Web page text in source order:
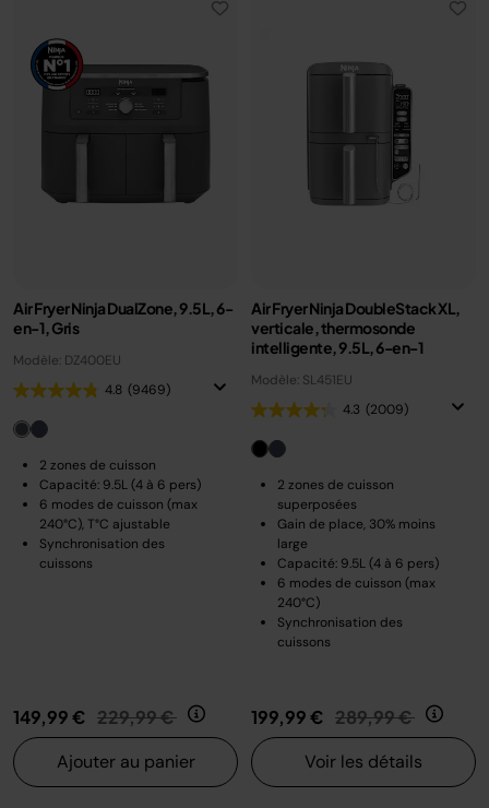
Air Fryer Ninja DualZone, 9.5L, 6-
en-1, Gris
Modèle: DZ400EU
4.8 (9469)
2 zones de cuisson
Capacité: 9.5L (4 à 6 pers)
6 modes de cuisson (max
240°C), T°C ajustable
Synchronisation des
cuissons
149,99 € Prix réduit de
229,99 € au
Ajouter au panier
Air Fryer Ninja DoubleStack XL,
verticale, thermosonde
intelligente, 9.5L, 6-en-1
Modèle: SL451EU
4.3 (2009)
2 zones de cuisson
superposées
Gain de place, 30% moins
large
Capacité: 9.5L (4 à 6 pers)
6 modes de cuisson (max
240°C)
Synchronisation des
cuissons
199,99 € Prix réduit de
289,99 € au
Voir les détails